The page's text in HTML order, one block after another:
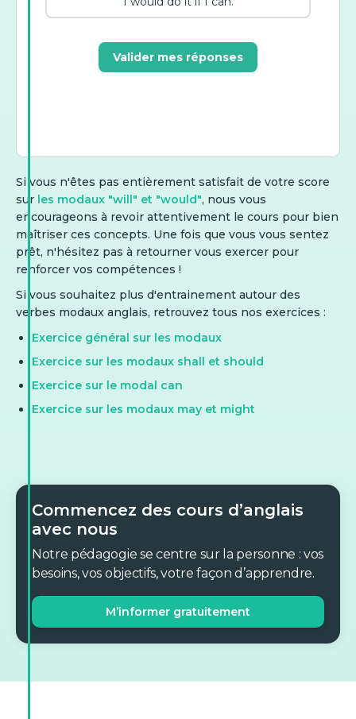
Valider mes réponses
Si vous n'êtes pas entièrement satisfait de votre score
sur les modaux "will" et "would", nous vous
encourageons à revoir attentivement le cours pour bien
maîtriser ces concepts. Une fois que vous vous sentez
prêt, n'hésitez pas à retourner vous exercer pour
renforcer vos compétences !
Si vous souhaitez plus d'entrainement autour des
verbes modaux anglais, retrouvez tous nos exercices :
Exercice général sur les modaux
Exercice sur les modaux shall et should
Exercice sur le modal can
Exercice sur les modaux may et might
Commencez des cours d’anglais
avec nous
Notre pédagogie se centre sur la personne : vos
besoins, vos objectifs, votre façon d’apprendre.
M’informer gratuitement